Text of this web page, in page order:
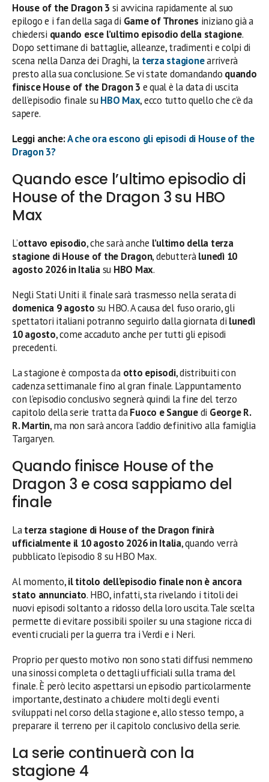
House of the Dragon 3 si avvicina rapidamente al suo
epilogo e i fan della saga di Game of Thrones iniziano già a
chiedersi quando esce l’ultimo episodio della stagione.
Dopo settimane di battaglie, alleanze, tradimenti e colpi di
scena nella Danza dei Draghi, la terza stagionearriverà
presto alla sua conclusione. Se vi state domandando quando
finisce House of the Dragon 3 e qual è la data di uscita
dell’episodio finale suHBO Max, ecco tutto quello che c’è da
sapere.
Leggi anche:A che ora escono gli episodi di House of the
Dragon 3?
Quando esce l’ultimo episodio di
House of the Dragon 3 su HBO
Max
L’ottavo episodio, che sarà anche l’ultimo della terza
stagione di House of the Dragon, debutteràlunedì 10
agosto 2026 in Italiasu HBO Max.
Negli Stati Uniti il finale sarà trasmesso nella serata di
domenica 9 agosto su HBO. A causa del fuso orario, gli
spettatori italiani potranno seguirlo dalla giornata di lunedì
10 agosto, come accaduto anche per tutti gli episodi
precedenti.
La stagione è composta da otto episodi, distribuiti con
cadenza settimanale fino al gran finale. L’appuntamento
con l’episodio conclusivo segnerà quindi la fine del terzo
capitolo della serie tratta daFuoco e Sanguedi George R.
R. Martin, ma non sarà ancora l’addio definitivo alla famiglia
Targaryen.
Quando finisce House of the
Dragon 3 e cosa sappiamo del
finale
Laterza stagione di House of the Dragon finirà
ufficialmente il 10 agosto 2026 in Italia, quando verrà
pubblicato l’episodio 8 su HBO Max.
Al momento,il titolo dell’episodio finale non è ancora
stato annunciato. HBO, infatti, sta rivelando i titoli dei
nuovi episodi soltanto a ridosso della loro uscita. Tale scelta
permette di evitare possibili spoiler su una stagione ricca di
eventi cruciali per la guerra tra i Verdi e i Neri.
Proprio per questo motivo non sono stati diffusi nemmeno
una sinossi completa o dettagli ufficiali sulla trama del
finale. È però lecito aspettarsi un episodio particolarmente
importante, destinato a chiudere molti degli eventi
sviluppati nel corso della stagione e, allo stesso tempo, a
preparare il terreno per il capitolo conclusivo della serie.
La serie continuerà con la
stagione 4